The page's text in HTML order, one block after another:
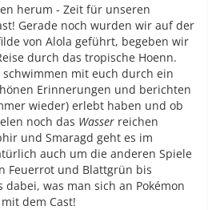
herum - Zeit für unseren
Gerade noch wurden wir auf der
von Alola geführt, begeben wir
durch das tropische Hoenn.
mit euch durch ein
Erinnerungen und berichten
wieder) erlebt haben und ob
noch das Wasser reichen
und Smaragd geht es im
auch um die anderen Spiele
Feuerrot und Blattgrün bis
dabei, was man sich an Pokémon
dem Cast!